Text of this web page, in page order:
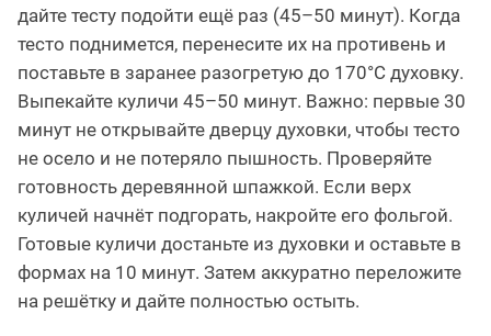
дайте тесту подойти ещё раз (45–50 минут). Когда
тесто поднимется, перенесите их на противень и
поставьте в заранее разогретую до 170°C духовку.
Выпекайте куличи 45–50 минут. Важно: первые 30
минут не открывайте дверцу духовки, чтобы тесто
не осело и не потеряло пышность. Проверяйте
готовность деревянной шпажкой. Если верх
куличей начнёт подгорать, накройте его фольгой.
Готовые куличи достаньте из духовки и оставьте в
формах на 10 минут. Затем аккуратно переложите
на решётку и дайте полностью остыть.